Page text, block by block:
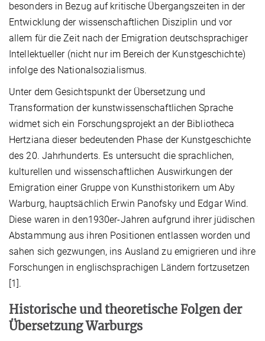
besonders in Bezug auf kritische Übergangszeiten in der
Entwicklung der wissenschaftlichen Disziplin und vor
allem für die Zeit nach der Emigration deutschsprachiger
Intellektueller (nicht nur im Bereich der Kunstgeschichte)
infolge des Nationalsozialismus.
Unter dem Gesichtspunkt der Übersetzung und
Transformation der kunstwissenschaftlichen Sprache
widmet sich ein Forschungsprojekt an der Bibliotheca
Hertziana dieser bedeutenden Phase der Kunstgeschichte
des 20. Jahrhunderts. Es untersucht die sprachlichen,
kulturellen und wissenschaftlichen Auswirkungen der
Emigration einer Gruppe von Kunsthistorikern um Aby
Warburg, hauptsächlich Erwin Panofsky und Edgar Wind.
Diese waren in den1930er-Jahren aufgrund ihrer jüdischen
Abstammung aus ihren Positionen entlassen worden und
sahen sich gezwungen, ins Ausland zu emigrieren und ihre
Forschungen in englischsprachigen Ländern fortzusetzen
[1].
Historische und theoretische Folgen der
Übersetzung Warburgs